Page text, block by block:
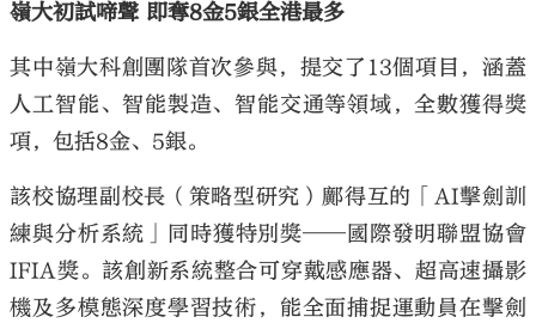
嶺大初試啼聲 即奪8金5銀全港最多
其中嶺大科創團隊首次參與，提交了13個項目，涵蓋
人工智能、智能製造、智能交通等領域，全數獲得獎
項，包括8金、5銀。
該校協理副校長（策略型研究）鄺得互的「AI擊劍訓
練與分析系統」同時獲特別獎──國際發明聯盟協會
IFIA獎。該創新系統整合可穿戴感應器、超高速攝影
機及多模態深度學習技術，能全面捕捉運動員在擊劍